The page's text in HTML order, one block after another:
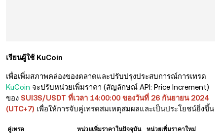
เรียนผู้ใช้ KuCoin
เพื่อเพิ่มสภาพคล่องของตลาดและปรับปรุงประสบการณ์การเทรด
KuCoin จะปรับหน่วยเพิ่มราคา (สัญลักษณ์ API: Price Increment)
ของ SUI3S/USDT ที่เวลา 14:00:00 ของวันที่ 26 กันยายน 2024
(UTC+7) เพื่อให้การจับคู่เทรดสมเหตุสมผลและเป็นประโยชน์ยิ่งขึ้น
คู่เทรด หน่วยเพิ่มราคาในปัจจุบัน
หน่วยเพิ่มราคาใหม่